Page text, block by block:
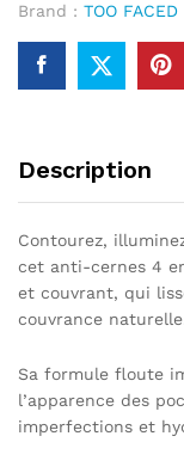
Brand : TOO FACED
Description
Contourez,
cet anti-cernes 4
et couvrant, qui
couvrance
Sa formule floute
l’apparence des
imperfections et